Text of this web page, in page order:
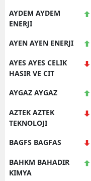
AYDEM AYDEM
ENERJI
AYEN AYEN ENERJI
AYES AYES CELIK
HASIR VE CIT
AYGAZ AYGAZ
AZTEK AZTEK
TEKNOLOJI
BAGFS BAGFAS
BAHKM BAHADIR
KIMYA